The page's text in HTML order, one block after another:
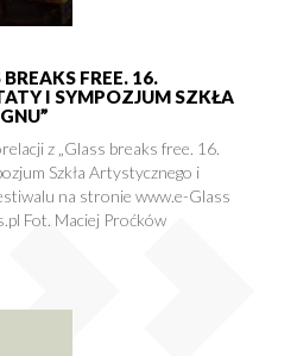
FREE. 16.
I SYMPOZJUM SZKŁA
z „Glass breaks free. 16.
Szkła Artystycznego i
na stronie www.e-Glass
Fot. Maciej Proćków